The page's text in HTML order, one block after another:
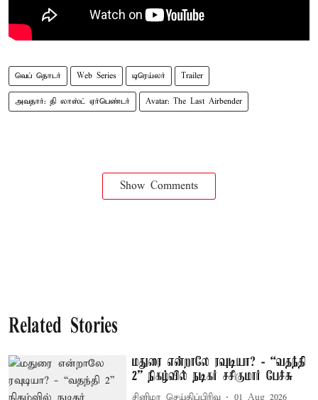
வெப் தொடர் Web Series டிரெய்லர் Trailer
அவதார்: தி லாஸ்ட் ஏர்பெண்டர் Avatar: The Last Airbender
Show Comments
Related Stories
மதுரை என்றாலே ரவுடியா? - “வதந்தி
2” நிகழ்வில் நடிகர் சசிகுமார் பேச்சு
சினிமா செய்திப்பிரிவு 01 Aug 2026